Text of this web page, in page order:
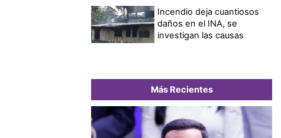
Incendio deja cuantiosos
daños en el INA, se
investigan las causas
Más Recientes